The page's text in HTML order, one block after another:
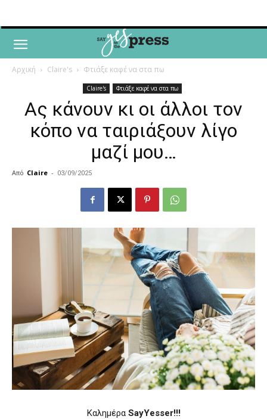
Αρχική Claire's Φτιάξε καφέ να στα πω
Claire's Φτιάξε καφέ να στα πω
Ας κάνουν κι οι άλλοι τον
κόπο να ταιριάξουν λίγο
μαζί μου…
Από Claire - 03/09/2025
Καλημέρα SayYesser!!!